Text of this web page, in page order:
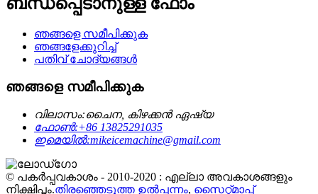
ഞങ്ങളെ സമീപിക്കുക
ഞങ്ങളേക്കുറിച്ച്
പതിവ് ചോദ്യങ്ങൾ
ഞങ്ങളെ സമീപിക്കുക
വിലാസം:ചൈന, കിഴക്കൻ ഏഷ്യ
ഫോൺ:+86 13825291035
ഇമെയിൽ:mikeicemachine@gmail.com
© പകർപ്പവകാശം - 2010-2020 : എല്ലാ അവകാശങ്ങളും
നിക്ഷിപ്തം.തിരഞ്ഞെടുത്ത ഉൽപ്പന്നം, സൈറ്റ്മാപ്പ്